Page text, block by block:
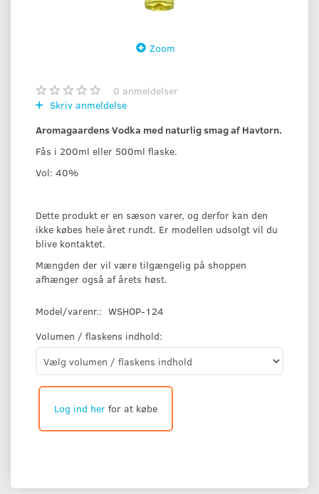
Zoom
0 anmeldelser
Skriv anmeldelse
Aromagaardens Vodka med naturlig smag af Havtorn.
Fås i 200ml eller 500ml flaske.
Vol: 40%
Dette produkt er en sæson varer, og derfor kan den
ikke købes hele året rundt. Er modellen udsolgt vil du
blive kontaktet.
Mængden der vil være tilgængelig på shoppen
afhænger også af årets høst.
Model/varenr.: WSHOP-124
Volumen / flaskens indhold:
Log ind her for at købe